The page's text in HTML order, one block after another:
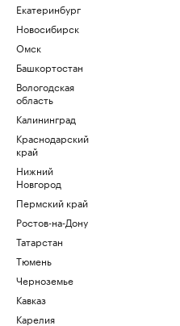
Екатеринбург
Новосибирск
Омск
Башкортостан
Вологодская
область
Калининград
Краснодарский
край
Нижний
Новгород
Пермский край
Ростов-на-Дону
Татарстан
Тюмень
Черноземье
Кавказ
Карелия